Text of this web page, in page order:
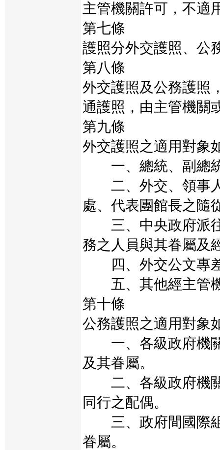
主管機關許可，不適
第七條
護照分外交護照、公
第八條
外交護照及公務護照
通護照，由主管機關
第九條
外交護照之適用對象
一、總統、副總
二、外交、領事人
處、代表團館長之隨
三、中央政府派往
務之人員與其眷屬及
四、外交公文專
五、其他經主管
第十條
公務護照之適用對象
一、各級政府機關
及其眷屬。
二、各級政府機關
同行之配偶。
三、政府間國際組
眷屬。